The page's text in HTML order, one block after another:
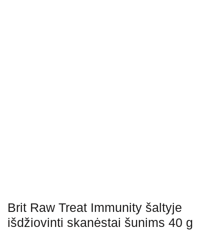
Brit Raw Treat Immunity šaltyje
išdžiovinti skanėstai šunims 40 g